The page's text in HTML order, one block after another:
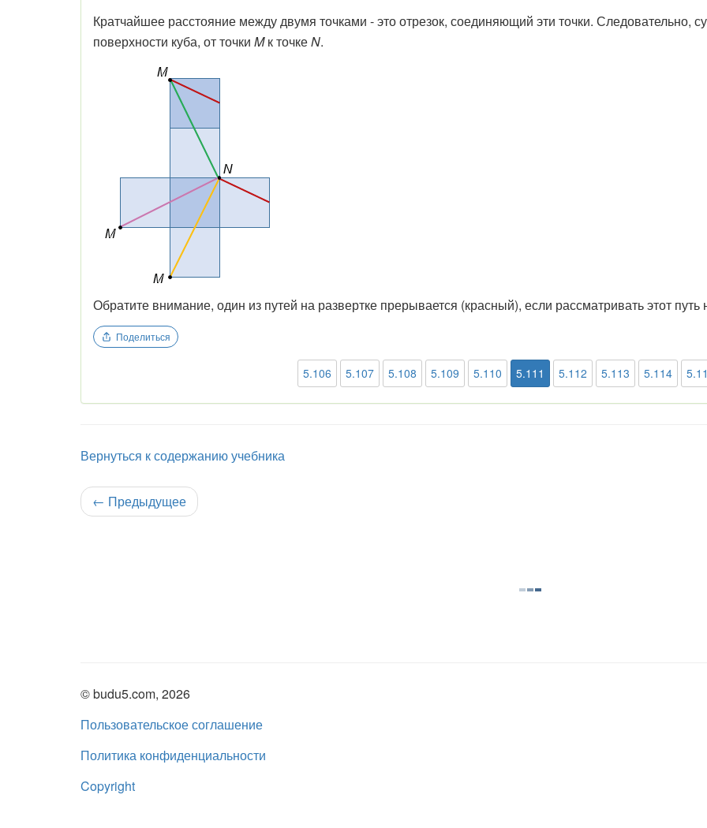
Кратчайшее расстояние между двумя точками - это отрезок, соединяющий эти точки. Следовательно,
поверхности куба, от точки Mк точкеN.
Обратите внимание, один из путей на развертке прерывается (красный), если рассматривать этот
Поделиться
5.106 5.107 5.108 5.109 5.110 5.111 5.112 5.113 5.114
Вернуться к содержанию учебника
← Предыдущее
© budu5.com, 2026
Пользовательское соглашение
Политика конфиденциальности
Copyright